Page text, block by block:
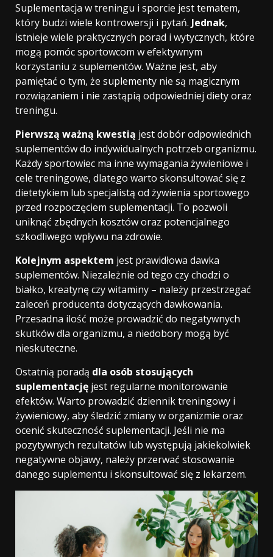
Suplementacja w treningu i sporcie jest tematem,
który budzi wiele kontrowersji i pytań. Jednak,
istnieje wiele praktycznych porad i wytycznych, które
mogą pomóc sportowcom w efektywnym
korzystaniu z suplementów. Ważne jest, aby
pamiętać o tym, że suplementy nie są magicznym
rozwiązaniem i nie zastąpią odpowiedniej diety oraz
treningu.
Pierwszą ważną kwestią jest dobór odpowiednich
suplementów do indywidualnych potrzeb organizmu.
Każdy sportowiec ma inne wymagania żywieniowe i
cele treningowe, dlatego warto skonsultować się z
dietetykiem lub specjalistą od żywienia sportowego
przed rozpoczęciem suplementacji. To pozwoli
uniknąć zbędnych kosztów oraz potencjalnego
szkodliwego wpływu na zdrowie.
Kolejnym aspektem jest prawidłowa dawka
suplementów. Niezależnie od tego czy chodzi o
białko, kreatynę czy witaminy – należy przestrzegać
zaleceń producenta dotyczących dawkowania.
Przesadna ilość może prowadzić do negatywnych
skutków dla organizmu, a niedobory mogą być
nieskuteczne.
Ostatnią poradą dla osób stosujących
suplementację jest regularne monitorowanie
efektów. Warto prowadzić dziennik treningowy i
żywieniowy, aby śledzić zmiany w organizmie oraz
ocenić skuteczność suplementacji. Jeśli nie ma
pozytywnych rezultatów lub występują jakiekolwiek
negatywne objawy, należy przerwać stosowanie
danego suplementu i skonsultować się z lekarzem.